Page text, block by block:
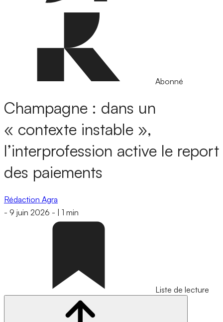
Abonné
Champagne : dans un
« contexte instable »,
l’interprofession active le report
des paiements
Rédaction Agra
- 9 juin 2026 - 1 min
Liste de lecture